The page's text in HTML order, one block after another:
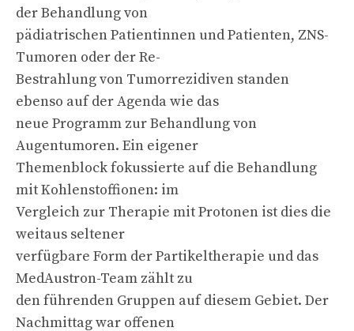
der Behandlung von
pädiatrischen Patientinnen und Patienten, ZNS-
Tumoren oder der Re-
Bestrahlung von Tumorrezidiven standen
ebenso auf der Agenda wie das
neue Programm zur Behandlung von
Augentumoren. Ein eigener
Themenblock fokussierte auf die Behandlung
mit Kohlenstoffionen: im
Vergleich zur Therapie mit Protonen ist dies die
weitaus seltener
verfügbare Form der Partikeltherapie und das
MedAustron-Team zählt zu
den führenden Gruppen auf diesem Gebiet. Der
Nachmittag war offenen